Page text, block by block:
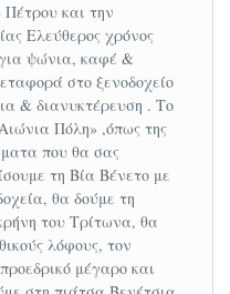
μόνο με 570€
με ιστορία που
και καταβολές που
Saturnalia και τις
δεν θεωρείται
καρναβάλια του
παραδόσεις
και την
Ελεύθερος χρόνος
για ψώνια, καφέ &
στο ξενοδοχείο
& διανυκτέρευση . Το
Πόλη» ,όπως της
που θα σας
τη Βία Βένετο με
θα δούμε τη
του Τρίτωνα, θα
λόφους, τον
μέγαρο και